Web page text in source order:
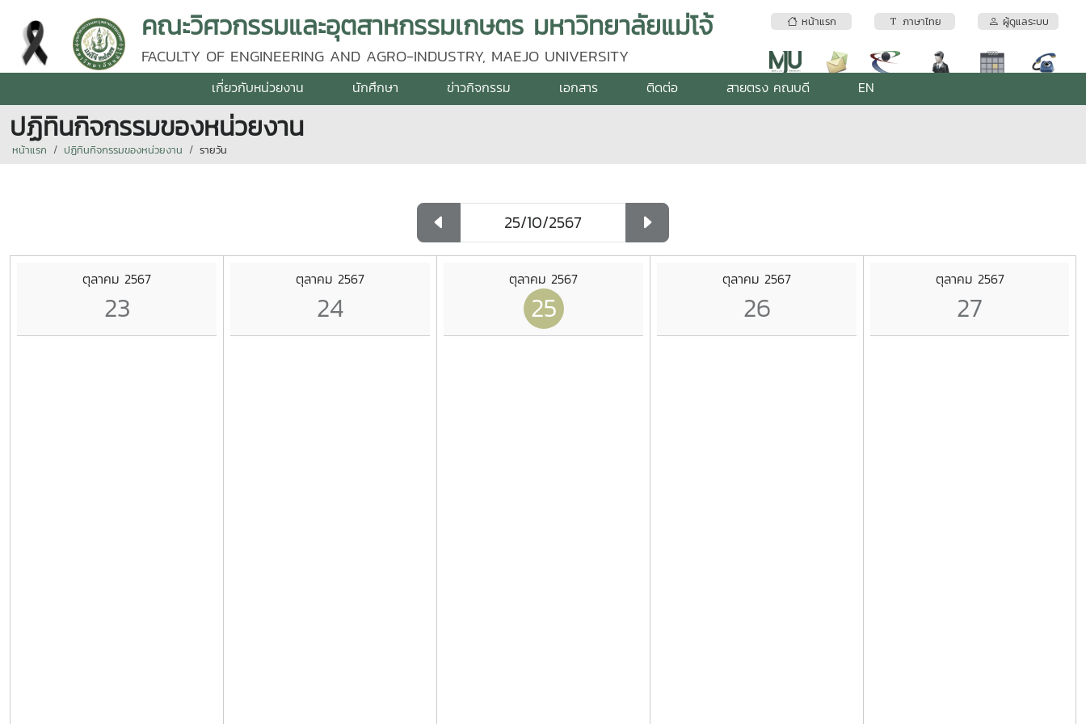
หน้าแรก ภาษาไทย ผู้ดูแลระบบ
คณะวิศวกรรมและอุตสาหกรรมเกษตร มหาวิทยาลัยแม่โจ้
FACULTY OF ENGINEERING AND AGRO-INDUSTRY, MAEJO UNIVERSITY
เกี่ยวกับหน่วยงาน นักศึกษา ข่าวกิจกรรม เอกสาร ติดต่อ สายตรง คณบดี EN
ปฏิทินกิจกรรมของหน่วยงาน
หน้าแรก ปฏิทินกิจกรรมของหน่วยงาน รายวัน
ตุลาคม 2567
23
ตุลาคม 2567
24
ตุลาคม 2567
25
ตุลาคม 2567
26
ตุลาคม 2567
27